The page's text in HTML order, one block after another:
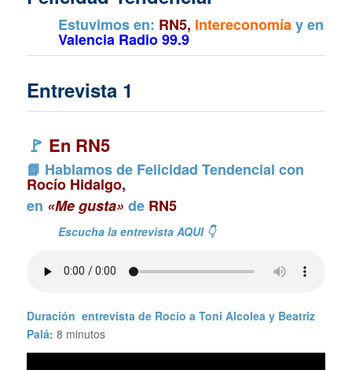
Estuvimos en: RN5, Intereconomíay en
Valencia Radio 99.9
Entrevista 1
🚩 En RN5
📘 Hablamos de Felicidad Tendencial con
Rocío Hidalgo,
en «Me gusta» de RN5
Escucha la entrevista AQUI 👇
Duración entrevista de Rocío a Toni Alcolea y Beatriz
Palá: 8 minutos